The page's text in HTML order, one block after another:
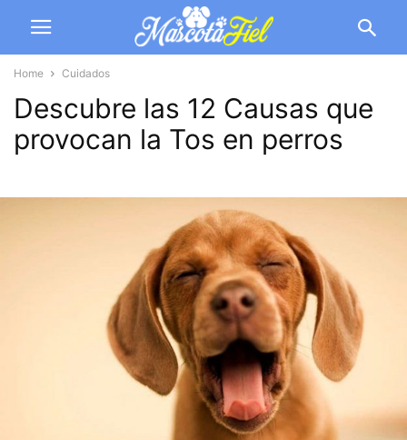
Home Cuidados
Descubre las 12 Causas que
provocan la Tos en perros